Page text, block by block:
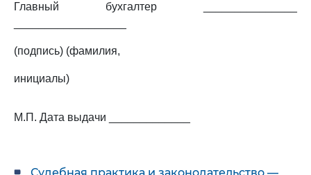
Главный бухгалтер _______________
(подпись) (фамилия,
инициалы)
М.П. Дата выдачи _____________